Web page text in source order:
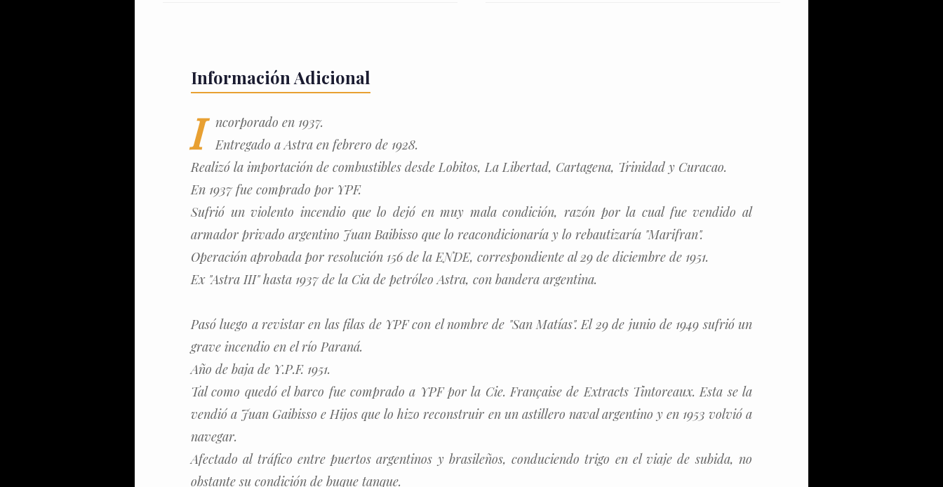
Información Adicional
I
ncorporado en 1937.
Entregado a Astra en febrero de 1928.
Realizó la importación de combustibles desde Lobitos, La Libertad, Cartagena, Trinidad y Curacao.
En 1937 fue comprado por YPF.
Sufrió un violento incendio que lo dejó en muy mala condición, razón por la cual fue vendido al
armador privado argentino Juan Baibisso que lo reacondicionaría y lo rebautizaría "Marifran".
Operación aprobada por resolución 156 de la ENDE, correspondiente al 29 de diciembre de 1951.
Ex "Astra III" hasta 1937 de la Cia de petróleo Astra, con bandera argentina.
Pasó luego a revistar en las filas de YPF con el nombre de "San Matías". El 29 de junio de 1949 sufrió un
grave incendio en el río Paraná.
Año de baja de Y.P.F. 1951.
Tal como quedó el barco fue comprado a YPF por la Cie. Française de Extracts Tintoreaux. Esta se la
vendió a Juan Gaibisso e Hijos que lo hizo reconstruir en un astillero naval argentino y en 1953 volvió a
navegar.
Afectado al tráfico entre puertos argentinos y brasileños, conduciendo trigo en el viaje de subida, no
obstante su condición de buque tanque.